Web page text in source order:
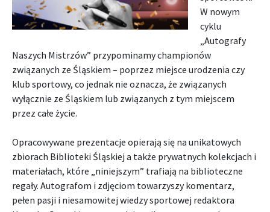
W nowym
cyklu
„Autografy
Naszych Mistrzów” przypominamy championów
związanych ze Śląskiem – poprzez miejsce urodzenia czy
klub sportowy, co jednak nie oznacza, że związanych
wyłącznie ze Śląskiem lub związanych z tym miejscem
przez całe życie.
Opracowywane prezentacje opierają się na unikatowych
zbiorach Biblioteki Śląskiej a także prywatnych kolekcjach i
materiałach, które „niniejszym” trafiają na biblioteczne
regały. Autografom i zdjęciom towarzyszy komentarz,
pełen pasji i niesamowitej wiedzy sportowej redaktora